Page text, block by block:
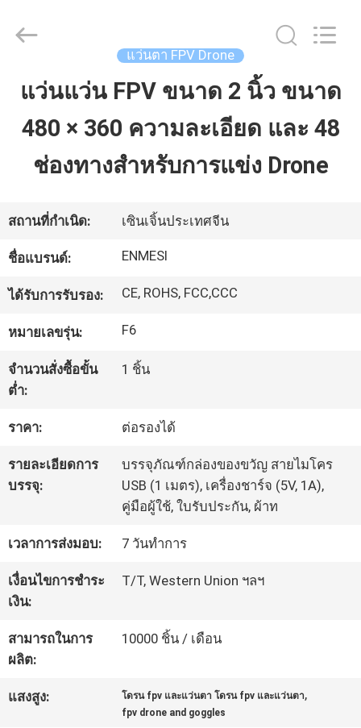
บ้าน
สินค้า
เกี่ยว
กับ
เรา
โรงงาน
คุณภาพ
ข่าว
กรณี
ขอ
ใบ
Intelligence
Technology
Rights
Reserved.
แว่นตา FPV Drone
แว่นแว่น FPV ขนาด 2 นิ้ว ขนาด
480 × 360 ความละเอียด และ 48
ช่องทางสําหรับการแข่ง Drone
สถานที่กำเนิด: เซินเจิ้นประเทศจีน
ชื่อแบรนด์: ENMESI
ได้รับการรับรอง: CE, ROHS, FCC,CCC
หมายเลขรุ่น: F6
จำนวนสั่งซื้อขั้น
ต่ำ:
1 ชิ้น
ราคา: ต่อรองได้
รายละเอียดการ
บรรจุ:
บรรจุภัณฑ์กล่องของขวัญ สายไมโคร
USB (1 เมตร), เครื่องชาร์จ (5V, 1A),
คู่มือผู้ใช้, ใบรับประกัน, ผ้าท
เวลาการส่งมอบ: 7 วันทำการ
เงื่อนไขการชำระ
เงิน:
T/T, Western Union ฯลฯ
สามารถในการ
ผลิต:
10000 ชิ้น / เดือน
แสงสูง: โดรน fpv และแว่นตา โดรน fpv และแว่นตา,
fpv drone and goggles